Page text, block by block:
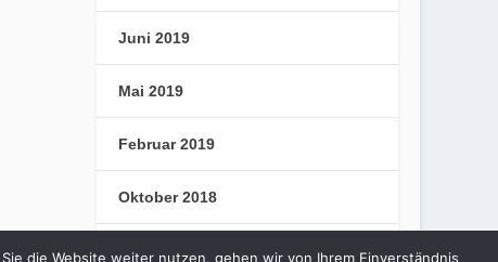
Juni 2019
Mai 2019
Februar 2019
Oktober 2018
September 2018
die Website weiter nutzen, gehen wir von Ihrem Einverständnis